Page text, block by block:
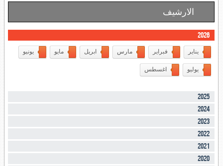
الارشيف
2026
يناير فبراير مارس ابريل مايو يونيو
يوليو اغسطس
2025
2024
2023
2022
2021
2020